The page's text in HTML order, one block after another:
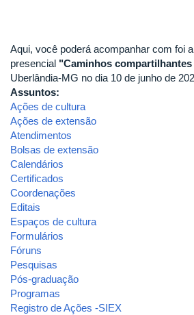
Aqui, você poderá acompanhar com foi
presencial "Caminhos compartilhantes
Uberlândia-MG no dia 10 de junho de
Assuntos:
Ações de cultura
Ações de extensão
Atendimentos
Bolsas de extensão
Calendários
Certificados
Coordenações
Editais
Espaços de cultura
Formulários
Fóruns
Pesquisas
Pós-graduação
Programas
Registro de Ações -SIEX